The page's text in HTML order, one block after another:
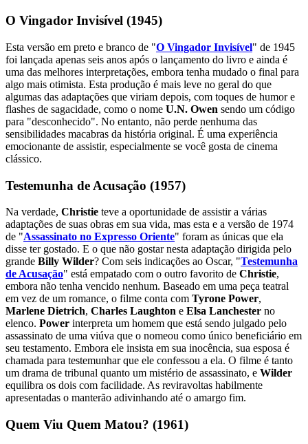
O Vingador Invisível (1945)
Esta versão em preto e branco de "O Vingador Invisível" de 1945
foi lançada apenas seis anos após o lançamento do livro e ainda é
uma das melhores interpretações, embora tenha mudado o final para
algo mais otimista. Esta produção é mais leve no geral do que
algumas das adaptações que viriam depois, com toques de humor e
flashes de sagacidade, como o nome U.N. Owen sendo um código
para "desconhecido". No entanto, não perde nenhuma das
sensibilidades macabras da história original. É uma experiência
emocionante de assistir, especialmente se você gosta de cinema
clássico.
Testemunha de Acusação (1957)
Na verdade, Christie teve a oportunidade de assistir a várias
adaptações de suas obras em sua vida, mas esta e a versão de 1974
de "Assassinato no Expresso Oriente" foram as únicas que ela
disse ter gostado. E o que não gostar nesta adaptação dirigida pelo
grande Billy Wilder? Com seis indicações ao Oscar, "Testemunha
de Acusação" está empatado com o outro favorito de Christie,
embora não tenha vencido nenhum. Baseado em uma peça teatral
em vez de um romance, o filme conta com Tyrone Power,
Marlene Dietrich, Charles Laughton e Elsa Lanchester no
elenco. Power interpreta um homem que está sendo julgado pelo
assassinato de uma viúva que o nomeou como único beneficiário em
seu testamento. Embora ele insista em sua inocência, sua esposa é
chamada para testemunhar que ele confessou a ela. O filme é tanto
um drama de tribunal quanto um mistério de assassinato, e Wilder
equilibra os dois com facilidade. As reviravoltas habilmente
apresentadas o manterão adivinhando até o amargo fim.
Quem Viu Quem Matou? (1961)